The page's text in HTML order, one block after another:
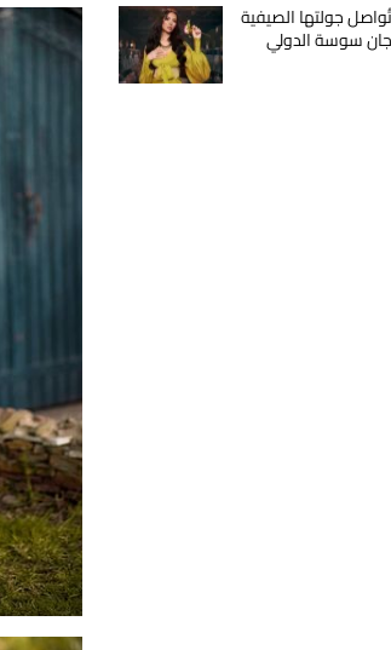
جولتها الصيفية
سوسة الدولي